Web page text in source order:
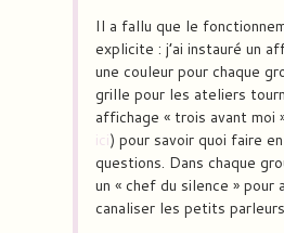
Il a fallu que le
explicite : j’ai instauré un
une couleur pour chaque
grille pour les ateliers
affichage « trois avant moi
ici) pour savoir quoi faire
questions. Dans chaque
un « chef du silence » pour
canaliser les petits